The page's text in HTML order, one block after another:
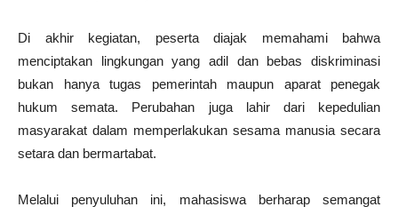
Di akhir kegiatan, peserta diajak memahami bahwa
menciptakan lingkungan yang adil dan bebas diskriminasi
bukan hanya tugas pemerintah maupun aparat penegak
hukum semata. Perubahan juga lahir dari kepedulian
masyarakat dalam memperlakukan sesama manusia secara
setara dan bermartabat.
Melalui penyuluhan ini, mahasiswa berharap semangat